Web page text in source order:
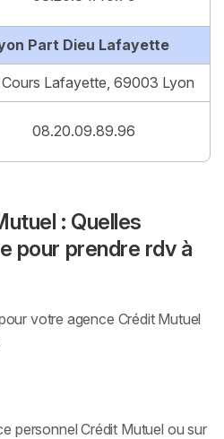
Part Dieu Lafayette
Lafayette, 69003 Lyon
08.20.09.89.96
: Quelles
pour prendre rdv à
votre agence Crédit Mutuel
personnel Crédit Mutuel ou sur